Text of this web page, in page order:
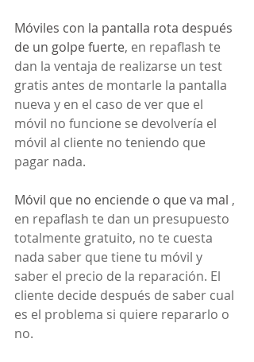
Móviles con la pantalla rota después
de un golpe fuerte, en repaflash te
dan la ventaja de realizarse un test
gratis antes de montarle la pantalla
nueva y en el caso de ver que el
móvil no funcione se devolvería el
móvil al cliente no teniendo que
pagar nada.
Móvil que no enciende o que va mal ,
en repaflash te dan un presupuesto
totalmente gratuito, no te cuesta
nada saber que tiene tu móvil y
saber el precio de la reparación. El
cliente decide después de saber cual
es el problema si quiere repararlo o
no.